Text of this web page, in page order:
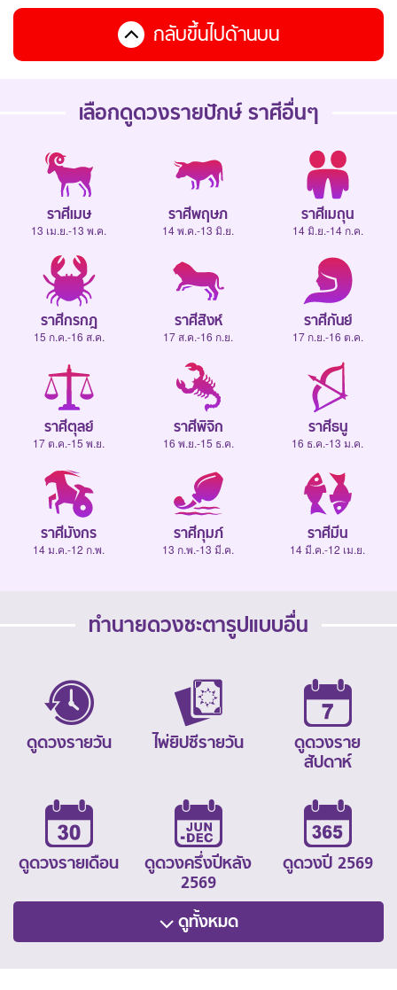
กลับขึ้นไปด้านบน
เลือกดูดวงรายปักษ์ราศีอื่นๆ
ราศีเมษ
13 เม.ย.-13 พ.ค.
ราศีพฤษภ
14 พ.ค.-13 มิ.ย.
ราศีเมถุน
14 มิ.ย.-14 ก.ค.
ราศีกรกฎ
15 ก.ค.-16 ส.ค.
ราศีสิงห์
17 ส.ค.-16 ก.ย.
ราศีกันย์
17 ก.ย.-16 ต.ค.
ราศีตุลย์
17 ต.ค.-15 พ.ย.
ราศีพิจิก
16 พ.ย.-15 ธ.ค.
ราศีธนู
16 ธ.ค.-13 ม.ค.
ราศีมังกร
14 ม.ค.-12 ก.พ.
ราศีกุมภ์
13 ก.พ.-13 มี.ค.
ราศีมีน
14 มี.ค.-12 เม.ย.
ทำนายดวงชะตารูปแบบอื่น
ดูดวงรายวัน ไพ่ยิปซีรายวัน
ดูดวงราย
สัปดาห์
ดูดวงรายเดือน
ดูดวงครึ่งปีหลัง
2569
ดูดวงปี 2569
ดูทั้งหมด